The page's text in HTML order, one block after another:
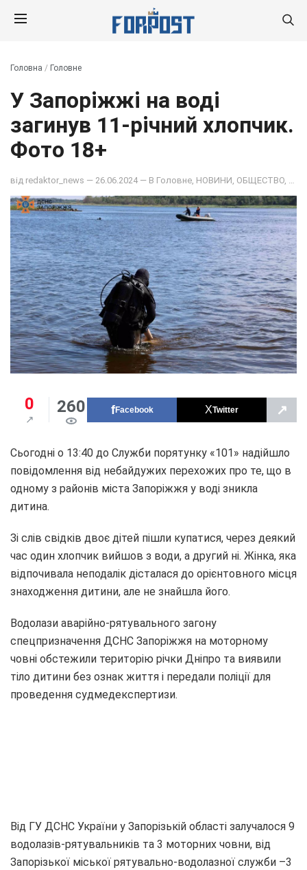
Головна / Головне
У Запоріжжі на воді
загинув 11-річний хлопчик.
Фото 18+
від redaktor_news — 26.06.2024 — В Головне НОВИНИ ОБЩЕСТВО
0 260 Facebook Twitter ↗
Сьогодні о 13:40 до Служби порятунку «101» надійшло
повідомлення від небайдужих перехожих про те, що в
одному з районів міста Запоріжжя у воді зникла
дитина.
Зі слів свідків двоє дітей пішли купатися, через деякий
час один хлопчик вийшов з води, а другий ні. Жінка, яка
відпочивала неподалік дісталася до орієнтовного місця
знаходження дитини, але не знайшла його.
Водолази аварійно-рятувального загону
спецпризначення ДСНС Запоріжжя на моторному
човні обстежили територію річки Дніпро та виявили
тіло дитини без ознак життя і передали поліції для
проведення судмедекспертизи.
Від ГУ ДСНС України у Запорізькій області залучалося 9
водолазів-рятувальників та 3 моторних човни, від
Запорізької міської рятувально-водолазної служби –3